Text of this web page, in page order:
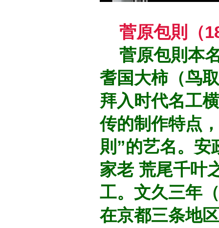
菅原包則（
菅原包則本
耆国大柿（鸟
拜入时代名工
传的制作特点
則”的艺名。安
家老 荒尾千叶
工。文久三年
在京都三条地